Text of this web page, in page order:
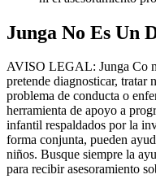
Junga No Es Un
AVISO LEGAL: Junga Co
pretende diagnosticar, tratar
problema de conducta o
herramienta de apoyo a
infantil respaldados por la
forma conjunta, pueden
niños. Busque siempre la
para recibir asesoramiento